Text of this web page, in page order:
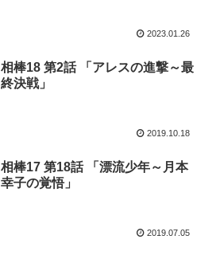
2023.01.26
相棒18 第2話 「アレスの進撃～最
終決戦」
2019.10.18
相棒17 第18話 「漂流少年～月本
幸子の覚悟」
2019.07.05